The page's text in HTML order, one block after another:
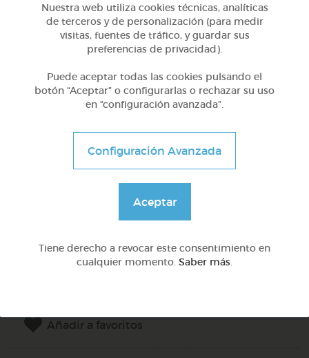
Una boda
Nº Visitas a la lección
Añadir a favoritos
Nuestra web utiliza cookies técnicas, analíticas
de terceros y de personalización (para medir
visitas, fuentes de tráfico, y guardar sus
preferencias de privacidad).
Puede aceptar todas las cookies pulsando el
botón “Aceptar” o configurarlas o rechazar su uso
en “configuración avanzada”.
Configuración Avanzada
Aceptar
Tiene derecho a revocar este consentimiento en
cualquier momento. Saber más.